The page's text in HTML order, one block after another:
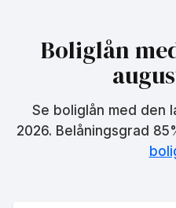
Boliglån
Se boliglån med den
2026. Belåningsgrad